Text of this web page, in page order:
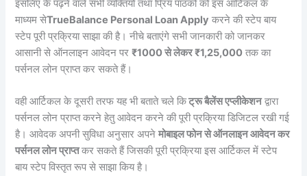
इसलिए के पढ़ने वाले सभी व्यक्तियों तथा प्रिय पाठकों को इस आर्टिकल के
माध्यम सेTrueBalance Personal Loan Apply करने की स्टेप बाय
स्टेप पूरी प्रक्रिया साझा की है। नीचे बताएंगे सभी जानकारी को जानकर
आसानी से ऑनलाइन आवेदन पर₹1000 से लेकर ₹1,25,000 तक का
पर्सनल लोन प्राप्त कर सकते हैं।
वही आर्टिकल के दूसरी तरफ यह भी बताते चले किट्रू बैलेंस एप्लीकेशनद्वारा
पर्सनल लोन प्राप्त करने हेतु आवेदन करने की पूरी प्रक्रिया डिजिटल रखी गई
है। आवेदक अपनी सुविधा अनुसार अपनेमोबाइल फोन से ऑनलाइन आवेदन कर
पर्सनल लोन प्राप्तकर सकते हैं जिसकी पूरी प्रक्रिया इस आर्टिकल में स्टेप
बाय स्टेप विस्तृत रूप से साझा किय है।